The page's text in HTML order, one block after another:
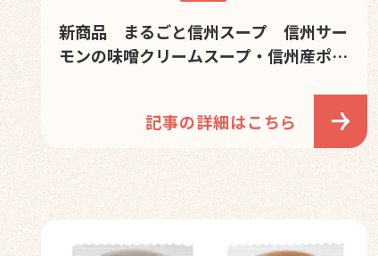
新商品 まるごと信州スープ 信州サー
モンの味噌クリームスープ・信州産ポー
記事の詳細はこちら